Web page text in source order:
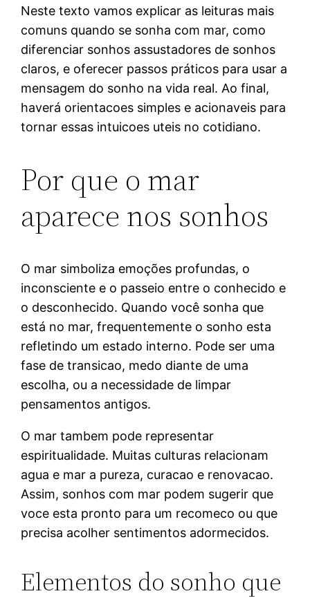
Neste texto vamos explicar as leituras mais
comuns quando se sonha com mar, como
diferenciar sonhos assustadores de sonhos
claros, e oferecer passos práticos para usar a
mensagem do sonho na vida real. Ao final,
haverá orientacoes simples e acionaveis para
tornar essas intuicoes uteis no cotidiano.
Por que o mar
aparece nos sonhos
O mar simboliza emoções profundas, o
inconsciente e o passeio entre o conhecido e
o desconhecido. Quando você sonha que
está no mar, frequentemente o sonho esta
refletindo um estado interno. Pode ser uma
fase de transicao, medo diante de uma
escolha, ou a necessidade de limpar
pensamentos antigos.
O mar tambem pode representar
espiritualidade. Muitas culturas relacionam
agua e mar a pureza, curacao e renovacao.
Assim, sonhos com mar podem sugerir que
voce esta pronto para um recomeco ou que
precisa acolher sentimentos adormecidos.
Elementos do sonho que